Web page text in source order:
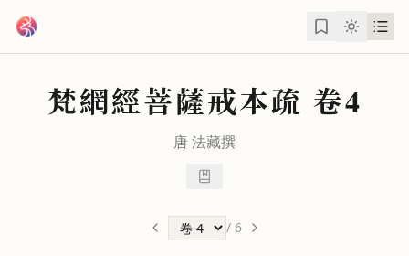
梵網經菩薩戒本疏 卷4
唐法藏撰
/ 6